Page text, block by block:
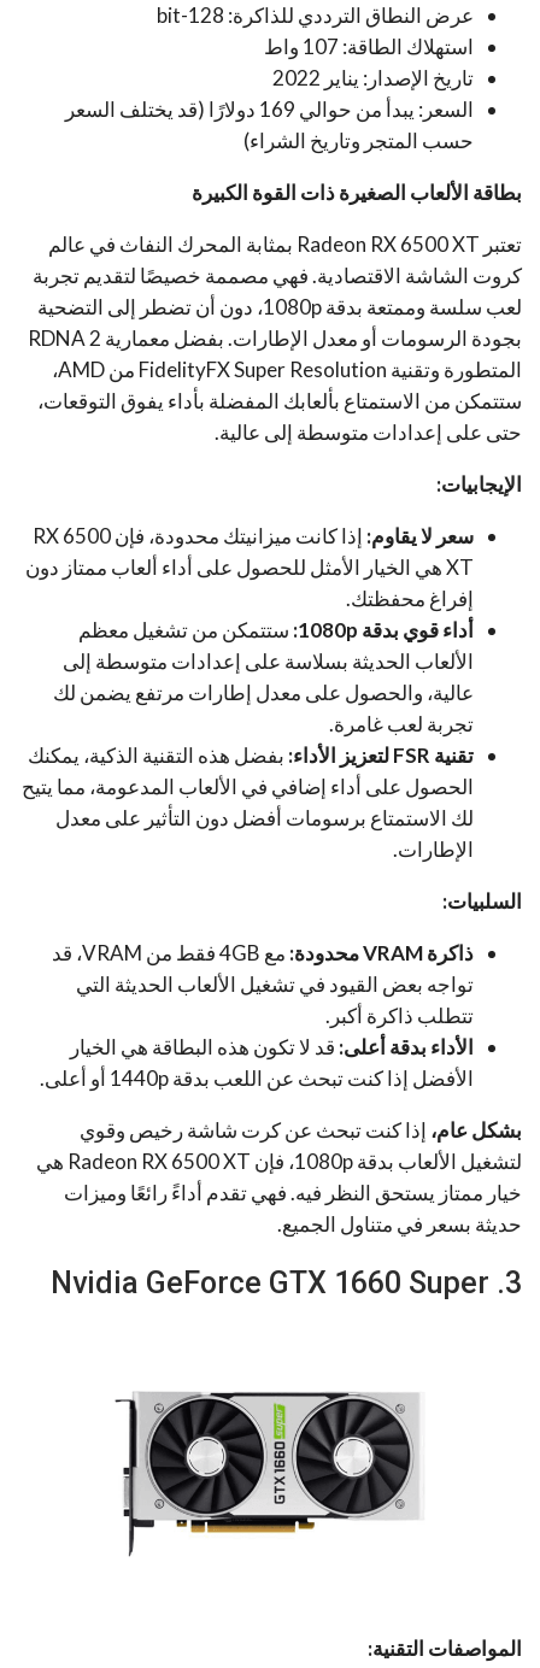
عرض النطاق الترددي للذاكرة: 128-bit
استهلاك الطاقة: 107 واط
تاريخ الإصدار: يناير 2022
السعر: يبدأ من حوالي 169 دولارًا (قد يختلف السعر
حسب المتجر وتاريخ الشراء)
بطاقة الألعاب الصغيرة ذات القوة الكبيرة
تعتبر Radeon RX 6500 XT بمثابة المحرك النفاث في عالم
كروت الشاشة الاقتصادية. فهي مصممة خصيصًا لتقديم تجربة
لعب سلسة وممتعة بدقة 1080p، دون أن تضطر إلى التضحية
بجودة الرسومات أو معدل الإطارات. بفضل معمارية RDNA 2
المتطورة وتقنية FidelityFX Super Resolution من AMD،
ستتمكن من الاستمتاع بألعابك المفضلة بأداء يفوق التوقعات،
حتى على إعدادات متوسطة إلى عالية.
الإيجابيات:
سعر لا يقاوم:
إذا كانت ميزانيتك محدودة، فإن RX 6500
XT هي الخيار الأمثل للحصول على أداء ألعاب ممتاز دون
إفراغ محفظتك.
أداء قوي بدقة 1080p:
ستتمكن من تشغيل معظم
الألعاب الحديثة بسلاسة على إعدادات متوسطة إلى
عالية، والحصول على معدل إطارات مرتفع يضمن لك
تجربة لعب غامرة.
تقنية FSR لتعزيز الأداء:
بفضل هذه التقنية الذكية، يمكنك
الحصول على أداء إضافي في الألعاب المدعومة، مما يتيح
لك الاستمتاع برسومات أفضل دون التأثير على معدل
الإطارات.
السلبيات:
ذاكرة VRAM محدودة:
مع 4GB فقط من VRAM، قد
تواجه بعض القيود في تشغيل الألعاب الحديثة التي
تتطلب ذاكرة أكبر.
الأداء بدقة أعلى: قد لا تكون هذه البطاقة هي الخيار
الأفضل إذا كنت تبحث عن اللعب بدقة 1440p أو أعلى.
بشكل عام، إذا كنت تبحث عن كرت شاشة رخيص وقوي
لتشغيل الألعاب بدقة 1080p، فإن Radeon RX 6500 XT هي
خيار ممتاز يستحق النظر فيه. فهي تقدم أداءً رائعًا وميزات
حديثة بسعر في متناول الجميع.
3. Nvidia GeForce GTX 1660 Super
المواصفات التقنية: